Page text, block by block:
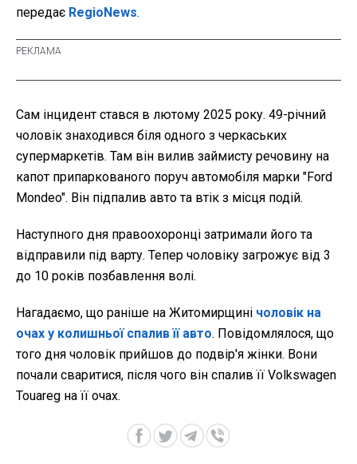
передає RegioNews.
Сам інцидент стався в лютому 2025 року. 49-річний
чоловік знаходився біля одного з черкаських
супермаркетів. Там він вилив займисту речовину на
капот припаркованого поруч автомобіля марки "Ford
Mondeo". Він підпалив авто та втік з місця подій.
Наступного дня правоохоронці затримали його та
відправили під варту. Тепер чоловіку загрожує від 3
до 10 років позбавлення волі.
Нагадаємо, що раніше на Житомирщині чоловік на
очах у колишньої спалив її авто. Повідомлялося, що
того дня чоловік прийшов до подвір'я жінки. Вони
почали сваритися, після чого він спалив її Volkswagen
Touareg на її очах.